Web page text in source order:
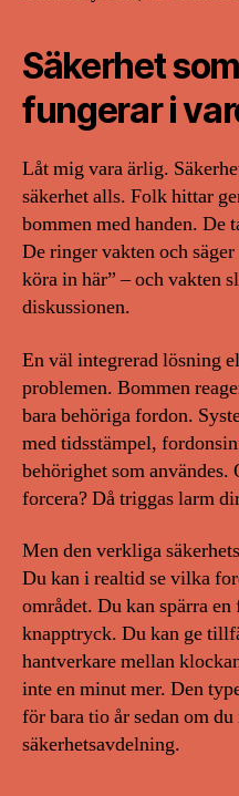
Säkerhet
fungerar i
Låt mig vara ärlig.
säkerhet alls. Folk hittar
bommen med handen. De
De ringer vakten och
köra in här” – och vakten
diskussionen.
En väl integrerad lösning
problemen. Bommen
bara behöriga fordon.
med tidsstämpel,
behörighet som
forcera? Då triggas larm
Men den verkliga
Du kan i realtid se vilka
området. Du kan spärra
knapptryck. Du kan ge
hantverkare mellan
inte en minut mer. Den
för bara tio år sedan om
säkerhetsavdelning.